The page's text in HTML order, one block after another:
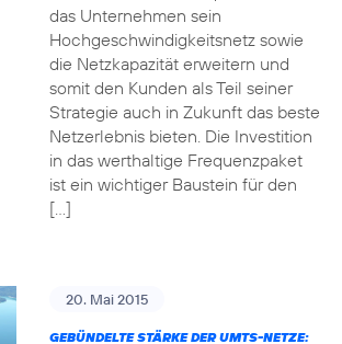
das Unternehmen sein
Hochgeschwindigkeitsnetz sowie
die Netzkapazität erweitern und
somit den Kunden als Teil seiner
Strategie auch in Zukunft das beste
Netzerlebnis bieten. Die Investition
in das werthaltige Frequenzpaket
ist ein wichtiger Baustein für den
[…]
20. Mai 2015
GEBÜNDELTE STÄRKE DER UMTS-NETZE: